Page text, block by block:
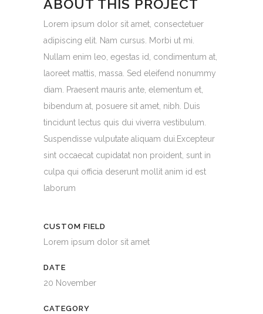
ABOUT THIS PROJECT
Lorem ipsum dolor sit amet, consectetuer
adipiscing elit. Nam cursus. Morbi ut mi.
Nullam enim leo, egestas id, condimentum at,
laoreet mattis, massa. Sed eleifend nonummy
diam. Praesent mauris ante, elementum et,
bibendum at, posuere sit amet, nibh. Duis
tincidunt lectus quis dui viverra vestibulum.
Suspendisse vulputate aliquam dui.Excepteur
sint occaecat cupidatat non proident, sunt in
culpa qui officia deserunt mollit anim id est
laborum
CUSTOM FIELD
Lorem ipsum dolor sit amet
DATE
20 November
CATEGORY